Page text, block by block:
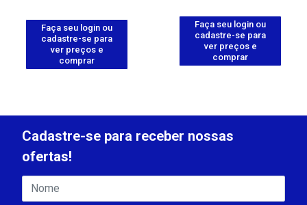
Faça seu login ou
cadastre-se para
ver preços e
comprar
Faça seu login ou
cadastre-se para
ver preços e
comprar
Cadastre-se para receber nossas
ofertas!